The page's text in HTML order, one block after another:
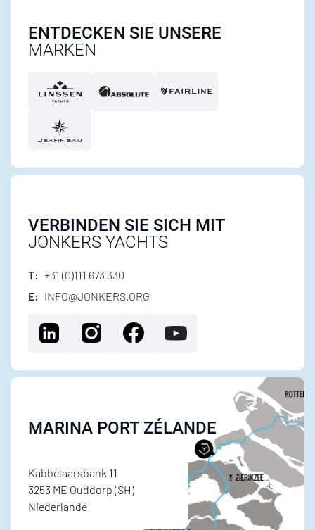
ENTDECKEN SIE UNSERE
MARKEN
VERBINDEN SIE SICH MIT
JONKERS YACHTS
T: +31 (0)111 673 330
E: INFO@JONKERS.ORG
MARINA PORT ZÉLANDE
Kabbelaarsbank 11
3253 ME Ouddorp (SH)
Niederlande